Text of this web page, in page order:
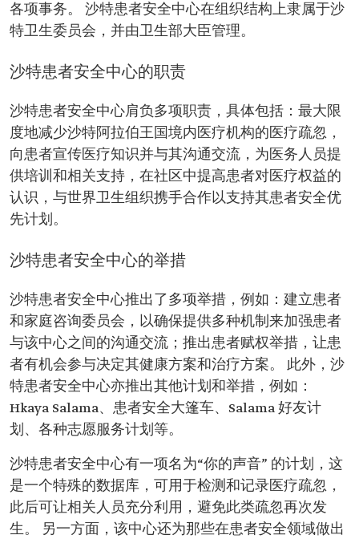
各项事务。 沙特患者安全中心在组织结构上隶属于沙
特卫生委员会，并由卫生部大臣管理。
沙特患者安全中心的职责
沙特患者安全中心肩负多项职责，具体包括：最大限
度地减少沙特阿拉伯王国境内医疗机构的医疗疏忽，
向患者宣传医疗知识并与其沟通交流，为医务人员提
供培训和相关支持，在社区中提高患者对医疗权益的
认识，与世界卫生组织携手合作以支持其患者安全优
先计划。
沙特患者安全中心的举措
沙特患者安全中心推出了多项举措，例如：建立患者
和家庭咨询委员会，以确保提供多种机制来加强患者
与该中心之间的沟通交流；推出患者赋权举措，让患
者有机会参与决定其健康方案和治疗方案。 此外，沙
特患者安全中心亦推出其他计划和举措，例如：
Hkaya Salama、患者安全大篷车、Salama 好友计
划、各种志愿服务计划等。
沙特患者安全中心有一项名为“你的声音” 的计划，这
是一个特殊的数据库，可用于检测和记录医疗疏忽，
此后可让相关人员充分利用，避免此类疏忽再次发
生。 另一方面，该中心还为那些在患者安全领域做出